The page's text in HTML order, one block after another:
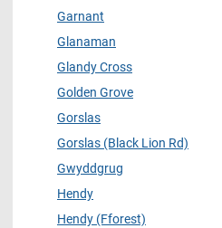
Garnant
Glanaman
Glandy Cross
Golden Grove
Gorslas
Gorslas (Black Lion Rd)
Gwyddgrug
Hendy
Hendy (Fforest)